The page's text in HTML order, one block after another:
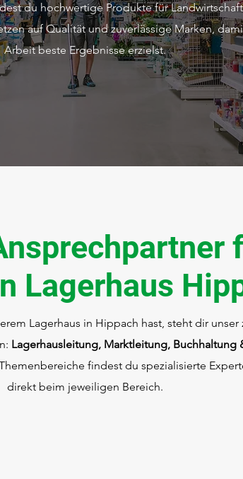
du hochwertige Produkte für
auf Qualität und zuverlässige Marken,
Arbeit beste Ergebnisse erzielst.
Lagerhaus
Lagerhaus in Hippach hast, steht dir unser
Lagerhausleitung, Marktleitung, Buchhaltung
findest du spezialisierte
direkt beim jeweiligen Bereich.